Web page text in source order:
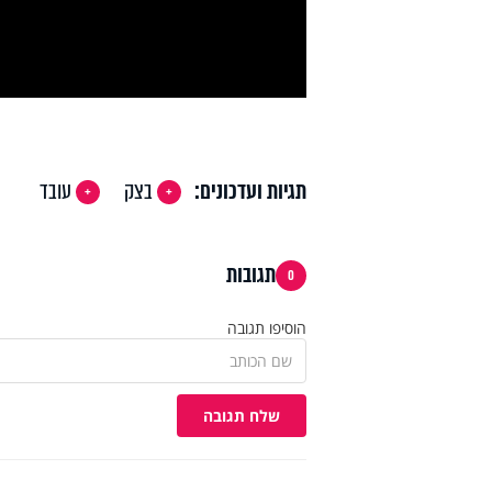
תגיות ועדכונים: בצק עובד
0 תגובות
הוסיפו תגובה
שלח תגובה